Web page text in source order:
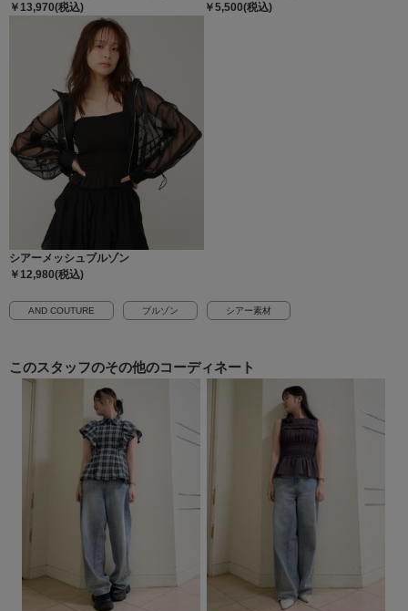
￥13,970(税込)
￥5,500(税込)
シアーメッシュブルゾン
￥12,980(税込)
AND COUTURE ブルゾン シアー素材
このスタッフのその他のコーディネート